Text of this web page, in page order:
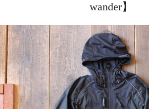
wander】